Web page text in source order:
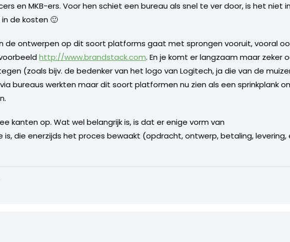
en MKB-ers. Voor hen schiet een bureau als snel te ver door, is het niet
de kosten 🙂
de ontwerpen op dit soort platforms gaat met sprongen vooruit, vooral
http://www.brandstack.com. En je komt er langzaam maar zeker
(zoals bijv. de bedenker van het logo van Logitech, ja die van de
bureaus werkten maar dit soort platformen nu zien als een sprinkplank
kanten op. Wat wel belangrijk is, is dat er enige vorm van
die enerzijds het proces bewaakt (opdracht, ontwerp, betaling, levering,